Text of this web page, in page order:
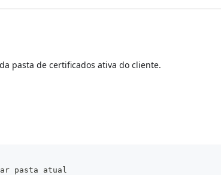
pasta de certificados ativa do cliente.
pasta atual